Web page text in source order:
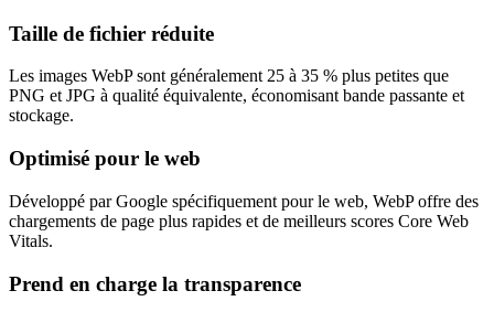
Taille de fichier réduite
Les images WebP sont généralement 25 à 35 % plus petites que
PNG et JPG à qualité équivalente, économisant bande passante et
stockage.
Optimisé pour le web
Développé par Google spécifiquement pour le web, WebP offre des
chargements de page plus rapides et de meilleurs scores Core Web
Vitals.
Prend en charge la transparence